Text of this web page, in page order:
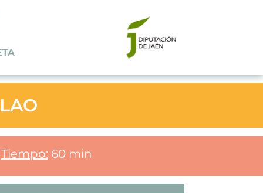
Tiempo: 60 min